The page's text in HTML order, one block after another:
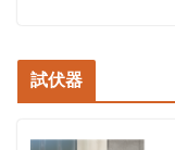
試伏器